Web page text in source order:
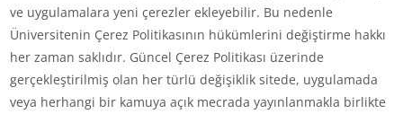
ve uygulamalara yeni çerezler ekleyebilir. Bu nedenle
Üniversitenin Çerez Politikasının hükümlerini değiştirme hakkı
her zaman saklıdır. Güncel Çerez Politikası üzerinde
gerçekleştirilmiş olan her türlü değişiklik sitede, uygulamada
veya herhangi bir kamuya açık mecrada yayınlanmakla birlikte